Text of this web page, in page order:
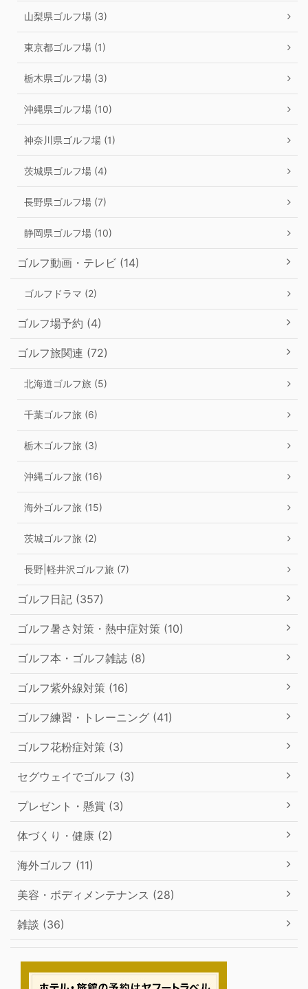
山梨県ゴルフ場 (3)
東京都ゴルフ場 (1)
栃木県ゴルフ場 (3)
沖縄県ゴルフ場 (10)
神奈川県ゴルフ場 (1)
茨城県ゴルフ場 (4)
長野県ゴルフ場 (7)
静岡県ゴルフ場 (10)
ゴルフ動画・テレビ (14)
ゴルフドラマ (2)
ゴルフ場予約 (4)
ゴルフ旅関連 (72)
北海道ゴルフ旅 (5)
千葉ゴルフ旅 (6)
栃木ゴルフ旅 (3)
沖縄ゴルフ旅 (16)
海外ゴルフ旅 (15)
茨城ゴルフ旅 (2)
長野|軽井沢ゴルフ旅 (7)
ゴルフ日記 (357)
ゴルフ暑さ対策・熱中症対策 (10)
ゴルフ本・ゴルフ雑誌 (8)
ゴルフ紫外線対策 (16)
ゴルフ練習・トレーニング (41)
ゴルフ花粉症対策 (3)
セグウェイでゴルフ (3)
プレゼント・懸賞 (3)
体づくり・健康 (2)
海外ゴルフ (11)
美容・ボディメンテナンス (28)
雑談 (36)